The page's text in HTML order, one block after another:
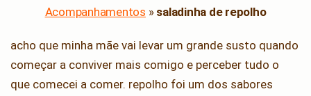
Acompanhamentos » saladinha de repolho
acho que minha mãe vai levar um grande susto quando
começar a conviver mais comigo e perceber tudo o
que comecei a comer. repolho foi um dos sabores